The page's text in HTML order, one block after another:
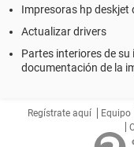
Impresoras hp deskjet
Actualizar drivers
Partes interiores de
documentación de la
Regístrate aquí Equipo